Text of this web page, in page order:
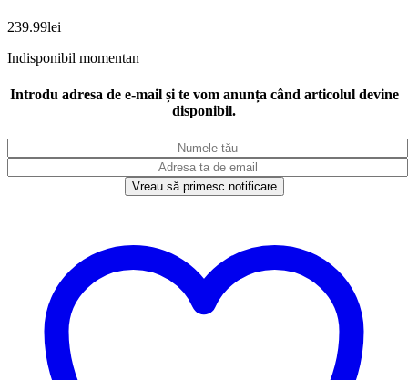
239.99lei
Indisponibil momentan
Introdu adresa de e-mail și te vom anunța când articolul devine
disponibil.
Vreau să primesc notificare